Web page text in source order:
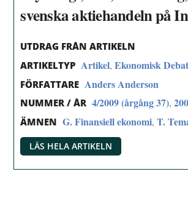
svenska aktiehandeln på
UTDRAG FRÅN ARTIKELN
ARTIKELTYP Artikel,Ekonomisk
FÖRFATTARE Anders Anderson
NUMMER / ÅR 4/2009 (årgång 37),
ÄMNEN G. Finansiell ekonomi,T.
LÄS HELA ARTIKELN